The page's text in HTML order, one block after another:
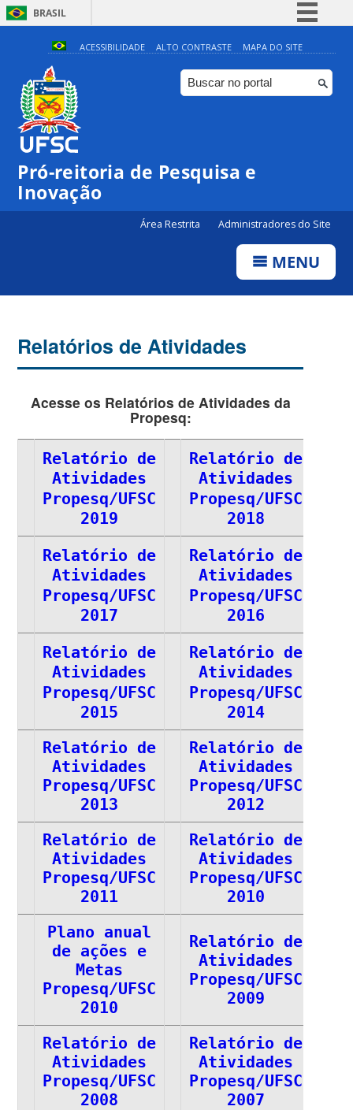
BRASIL
Simplifique!
Comunica BR
Participe
Canais
ACESSIBILIDADE ALTO CONTRASTE MAPA DO SITE
Pró-reitoria de Pesquisa e
Inovação
Área Restrita Administradores do Site
MENU
Relatórios de Atividades
Acesse os Relatórios de Atividades da
Propesq:
Relatório de
Atividades
Propesq/UFSC
2019
Relatório de
Atividades
Propesq/UFSC
2018
Relatório de
Atividades
Propesq/UFSC
2017
Relatório de
Atividades
Propesq/UFSC
2016
Relatório de
Atividades
Propesq/UFSC
2015
Relatório de
Atividades
Propesq/UFSC
2014
Relatório de
Atividades
Propesq/UFSC
2013
Relatório de
Atividades
Propesq/UFSC
2012
Relatório de
Atividades
Propesq/UFSC
2011
Relatório de
Atividades
Propesq/UFSC
2010
Plano anual
de ações e
Metas
Propesq/UFSC
2010
Relatório de
Atividades
Propesq/UFSC
2009
Relatório de
Atividades
Propesq/UFSC
2008
Relatório de
Atividades
Propesq/UFSC
2007